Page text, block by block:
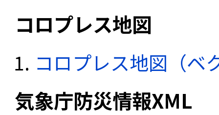
コロプレス地図
コロプレス地図（ベ
気象庁防災情報XML